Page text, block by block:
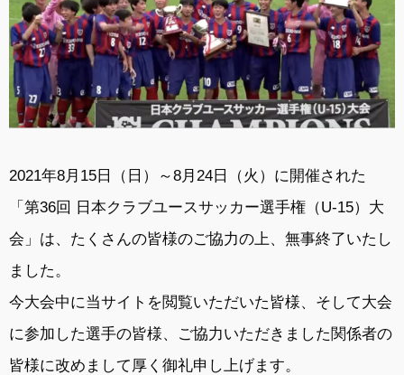
2021年8月15日（日）～8月24日（火）に開催された
「第36回 日本クラブユースサッカー選手権（U-15）大
会」は、たくさんの皆様のご協力の上、無事終了いたし
ました。
今大会中に当サイトを閲覧いただいた皆様、そして大会
に参加した選手の皆様、ご協力いただきました関係者の
皆様に改めまして厚く御礼申し上げます。